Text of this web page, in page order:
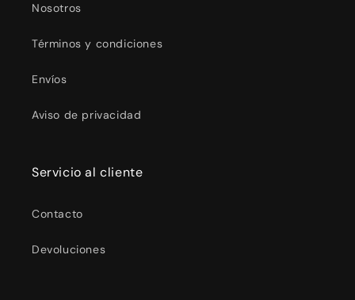
Nosotros
Términos y condiciones
Envíos
Aviso de privacidad
Servicio al cliente
Contacto
Devoluciones